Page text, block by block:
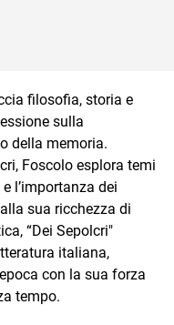
filosofia, storia e
sulla
della memoria.
Foscolo esplora temi
l’importanza dei
sua ricchezza di
“Dei Sepolcri"
italiana,
con la sua forza
tempo.